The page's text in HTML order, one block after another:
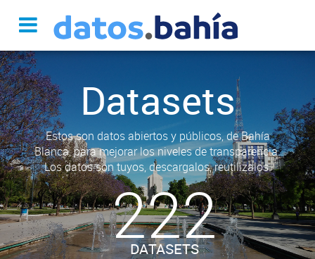
Datasets
Estos son datos abiertos y públicos, de Bahía
Blanca, para mejorar los niveles de transparencia.
Los datos son tuyos, descargalos, reutilizalos.
222
DATASETS